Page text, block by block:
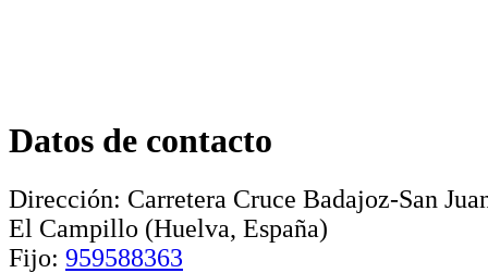
Datos de contacto
Dirección: Carretera Cruce Badajoz-San
El Campillo (Huelva, España)
Fijo: 959588363